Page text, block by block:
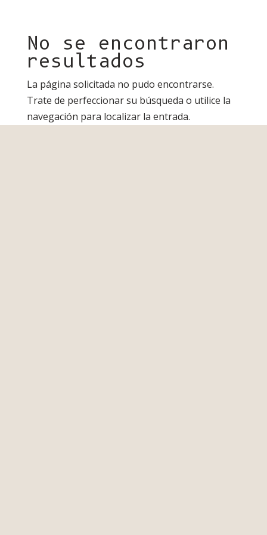
No se encontraron
resultados
La página solicitada no pudo encontrarse.
Trate de perfeccionar su búsqueda o utilice la
navegación para localizar la entrada.